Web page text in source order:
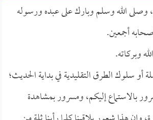
وصلى الله وسلم وبارك على عبده ورسوله
أجمعين.
وبركاته.
أو سلوك الطرق التقليدية في بداية الحديث؛
بالاستماع إليكم، ومسرور بمشاهدة